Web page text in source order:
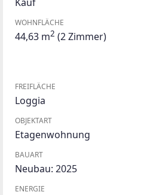
WOHNFLÄCHE
44,63 m2 (2 Zimmer)
FREIFLÄCHE
Loggia
OBJEKTART
Etagenwohnung
BAUART
Neubau: 2025
ENERGIE